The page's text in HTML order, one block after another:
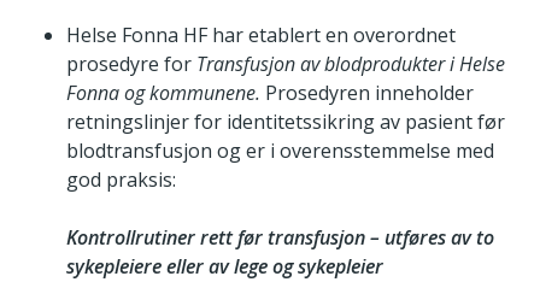
Helse Fonna HF har etablert en overordnet
prosedyre for Transfusjon av blodprodukter i Helse
Fonna og kommunene. Prosedyren inneholder
retningslinjer for identitetssikring av pasient før
blodtransfusjon og er i overensstemmelse med
god praksis:
Kontrollrutiner rett før transfusjon – utføres av to
sykepleiere eller av lege og sykepleier